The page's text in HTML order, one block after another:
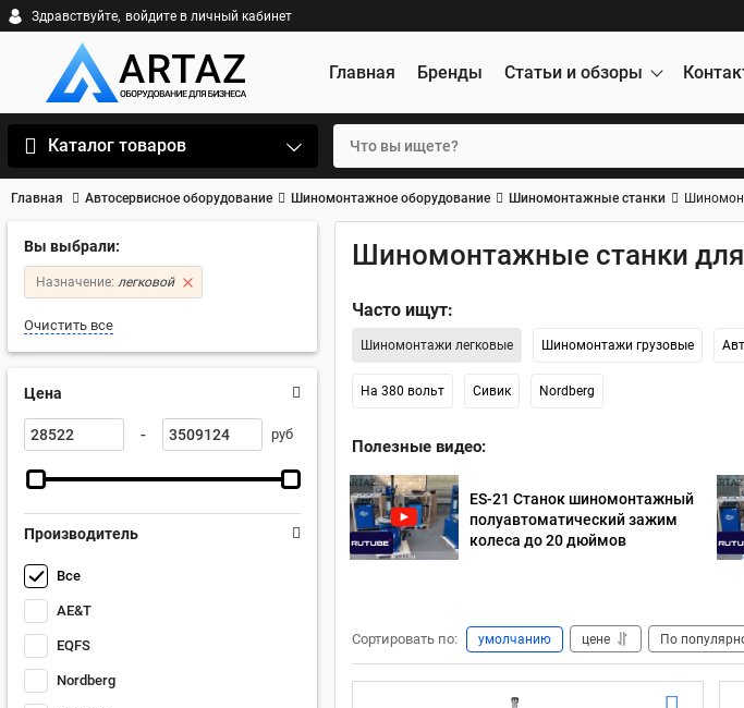
Здравствуйте, войдите в личный кабинет
Главная Бренды Статьи и обзоры
Каталог товаров
Главная Автосервисное оборудование Шиномонтажное оборудование Шиномонтажные станки
Вы выбрали:
Назначение: легковой
Очистить все
Цена
- руб
Производитель
Все
AE&T
EQFS
Nordberg
Шиномонтажные станки
Часто ищут:
Шиномонтажи легковые Шиномонтажи грузовые
На 380 вольт Сивик Nordberg
Полезные видео:
ES-21 Станок шиномонтажный
полуавтоматический зажим
колеса до 20 дюймов
Сортировать по: умолчанию цене По